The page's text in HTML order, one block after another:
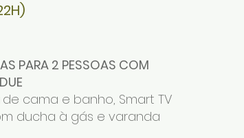
PARA 2 PESSOAS COM
cama e banho, Smart TV
ducha à gás e varanda